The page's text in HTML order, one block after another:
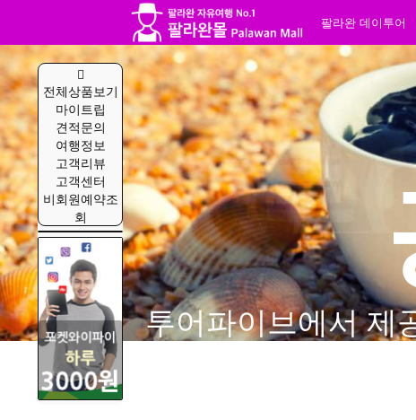
팔라완 데이투어
투어파이브에서 제
전체상품보기
마이트립
견적문의
여행정보
고객리뷰
고객센터
비회원예약조
회